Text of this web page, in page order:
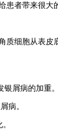
者带来很
细胞从表
屑病的加重。
病。